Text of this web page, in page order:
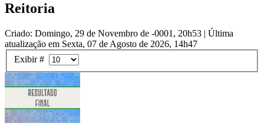
Reitoria
Criado: Domingo, 29 de Novembro de -0001, 20h53 | Última
atualização em Sexta, 07 de Agosto de 2026, 14h47
Exibir #